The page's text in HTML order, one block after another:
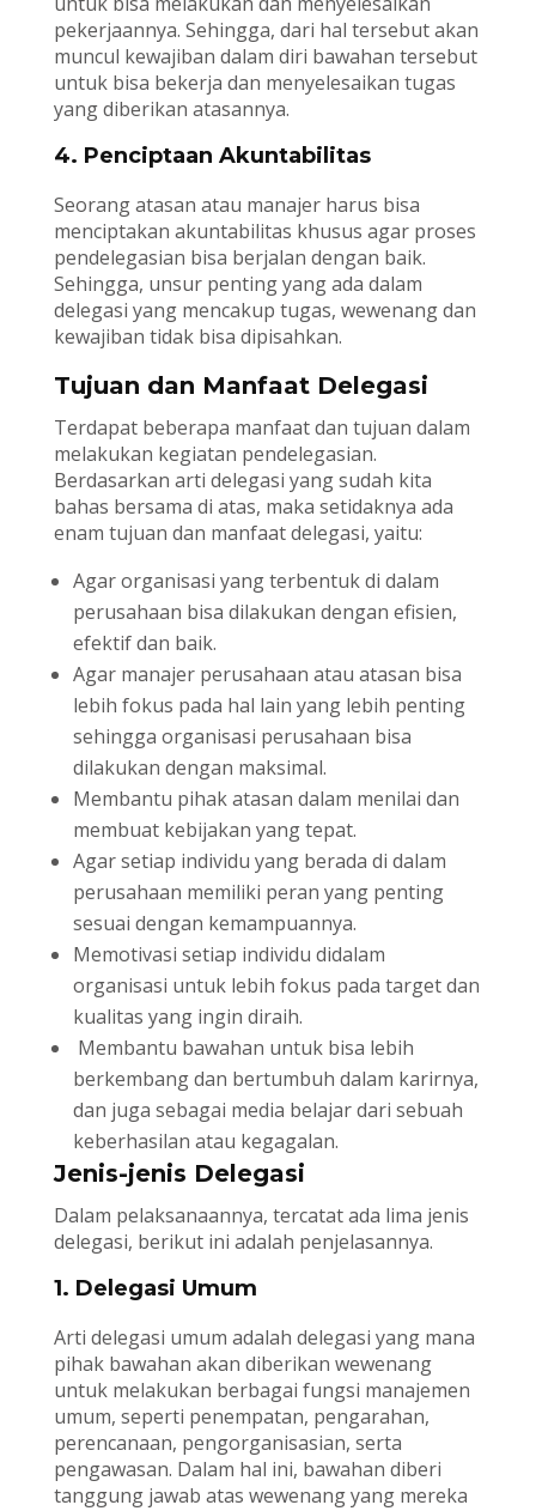
pekerjaannya. Sehingga, dari hal tersebut akan
muncul kewajiban dalam diri bawahan tersebut
untuk bisa bekerja dan menyelesaikan tugas
yang diberikan atasannya.
4. Penciptaan Akuntabilitas
Seorang atasan atau manajer harus bisa
menciptakan akuntabilitas khusus agar proses
pendelegasian bisa berjalan dengan baik.
Sehingga, unsur penting yang ada dalam
delegasi yang mencakup tugas, wewenang dan
kewajiban tidak bisa dipisahkan.
Tujuan dan Manfaat Delegasi
Terdapat beberapa manfaat dan tujuan dalam
melakukan kegiatan pendelegasian.
Berdasarkan arti delegasi yang sudah kita
bahas bersama di atas, maka setidaknya ada
enam tujuan dan manfaat delegasi, yaitu:
Agar organisasi yang terbentuk di dalam
perusahaan bisa dilakukan dengan efisien,
efektif dan baik.
Agar manajer perusahaan atau atasan bisa
lebih fokus pada hal lain yang lebih penting
sehingga organisasi perusahaan bisa
dilakukan dengan maksimal.
Membantu pihak atasan dalam menilai dan
membuat kebijakan yang tepat.
Agar setiap individu yang berada di dalam
perusahaan memiliki peran yang penting
sesuai dengan kemampuannya.
Memotivasi setiap individu didalam
organisasi untuk lebih fokus pada target dan
kualitas yang ingin diraih.
Membantu bawahan untuk bisa lebih
berkembang dan bertumbuh dalam karirnya,
dan juga sebagai media belajar dari sebuah
keberhasilan atau kegagalan.
Jenis-jenis Delegasi
Dalam pelaksanaannya, tercatat ada lima jenis
delegasi, berikut ini adalah penjelasannya.
1. Delegasi Umum
Arti delegasi umum adalah delegasi yang mana
pihak bawahan akan diberikan wewenang
untuk melakukan berbagai fungsi manajemen
umum, seperti penempatan, pengarahan,
perencanaan, pengorganisasian, serta
pengawasan. Dalam hal ini, bawahan diberi
tanggung jawab atas wewenang yang mereka